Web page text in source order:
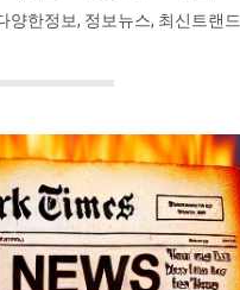
양한정보, 정보뉴스, 최신트랜드